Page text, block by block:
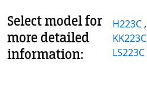
Select model for
more detailed
information:
H223C ,
KK223C
LS223C